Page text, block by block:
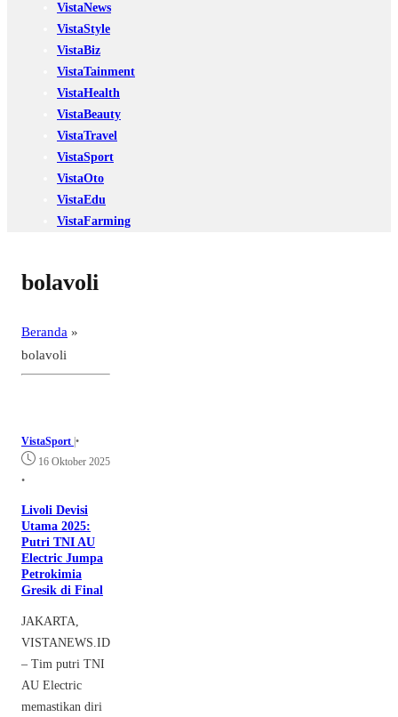
VistaNews
VistaStyle
VistaBiz
VistaTainment
VistaHealth
VistaBeauty
VistaTravel
VistaSport
VistaOto
VistaEdu
VistaFarming
bolavoli
Beranda »
bolavoli
VistaSport |•
16 Oktober 2025
•
Livoli Devisi
Utama 2025:
Putri TNI AU
Electric Jumpa
Petrokimia
Gresik di Final
JAKARTA,
VISTANEWS.ID
– Tim putri TNI
AU Electric
memastikan diri